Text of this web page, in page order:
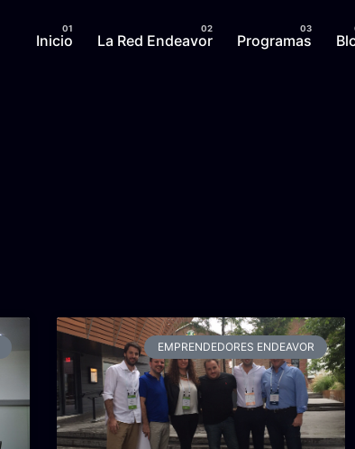
Inicio La Red Endeavor Programas
EMPRENDEDORES ENDEAVOR